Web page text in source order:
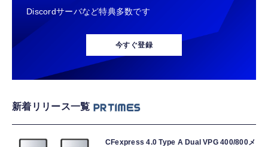
Discordサーバなど特典多数です
今すぐ登録
新着リリース一覧
CFexpress 4.0 Type A Dual VPG 400/800メ